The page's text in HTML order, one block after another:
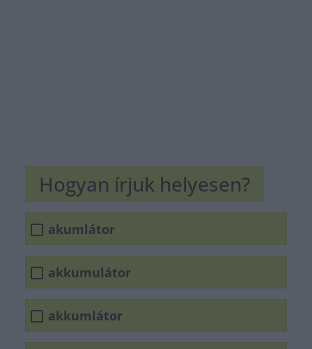
Hogyan írjuk helyesen?
akumlátor
akkumulátor
akkumlátor